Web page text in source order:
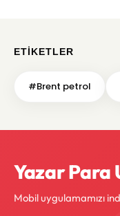
ETIKETLER
#Brent petrol
Yazar Para
Mobil uygulamamızı